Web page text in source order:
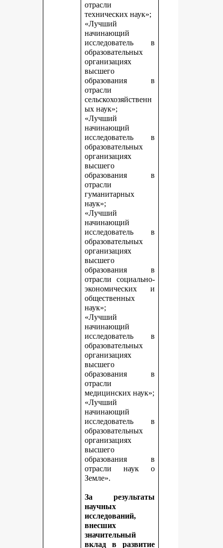
отрасли
технических наук»;
«Лучший
начинающий
исследователь в
образовательных
организациях
высшего
образования в
отрасли
сельскохозяйственн
ых наук»;
«Лучший
начинающий
исследователь в
образовательных
организациях
высшего
образования в
отрасли
гуманитарных
наук»;
«Лучший
начинающий
исследователь в
образовательных
организациях
высшего
образования в
отрасли социально-
экономических и
общественных
наук»;
«Лучший
начинающий
исследователь в
образовательных
организациях
высшего
образования в
отрасли
медицинских наук»;
«Лучший
начинающий
исследователь в
образовательных
организациях
высшего
образования в
отрасли наук о
Земле».
За результаты
научных
исследований,
внесших
значительный
вклад в развитие